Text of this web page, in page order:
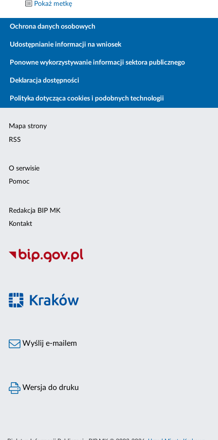
Pokaż metkę
Ochrona danych osobowych
Udostępnianie informacji na wniosek
Ponowne wykorzystywanie informacji sektora publicznego
Deklaracja dostępności
Polityka dotycząca cookies i podobnych technologii
Mapa strony
RSS
O serwisie
Pomoc
Redakcja BIP MK
Kontakt
Wyślij e-mailem
Wersja do druku